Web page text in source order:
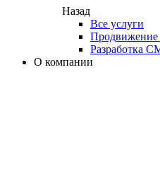
Назад
Все услуги
Продвижение
Разработка
О компании